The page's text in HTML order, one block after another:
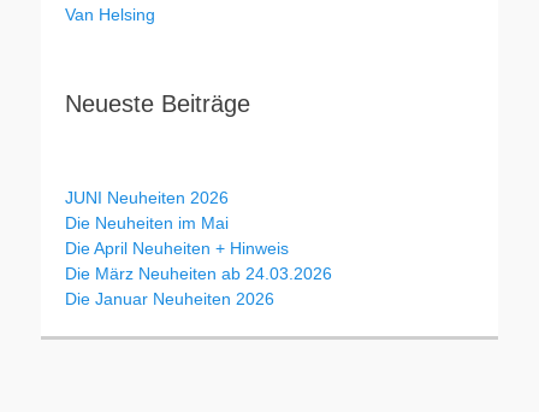
Van Helsing
Neueste Beiträge
JUNI Neuheiten 2026
Die Neuheiten im Mai
Die April Neuheiten + Hinweis
Die März Neuheiten ab 24.03.2026
Die Januar Neuheiten 2026